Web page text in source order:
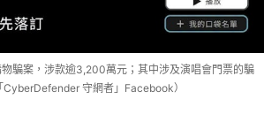
騙案，涉款逾3,200萬元；其中涉及演唱會門票的騙
守網者」Facebook）